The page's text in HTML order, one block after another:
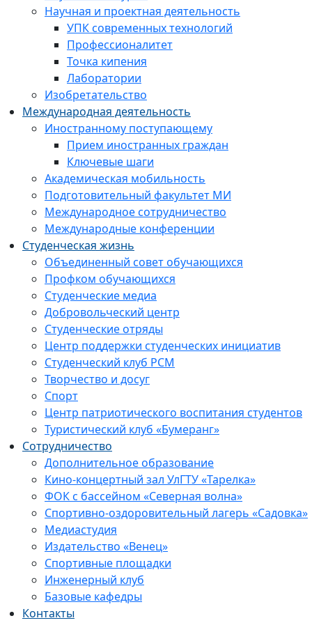
Научная и проектная деятельность
УПК современных технологий
Профессионалитет
Точка кипения
Лаборатории
Изобретательство
Международная деятельность
Иностранному поступающему
Прием иностранных граждан
Ключевые шаги
Академическая мобильность
Подготовительный факультет МИ
Международное сотрудничество
Международные конференции
Студенческая жизнь
Объединенный совет обучающихся
Профком обучающихся
Студенческие медиа
Добровольческий центр
Студенческие отряды
Центр поддержки студенческих инициатив
Студенческий клуб РСМ
Творчество и досуг
Спорт
Центр патриотического воспитания студентов
Туристический клуб «Бумеранг»
Сотрудничество
Дополнительное образование
Кино-концертный зал УлГТУ «Тарелка»
ФОК с бассейном «Северная волна»
Спортивно-оздоровительный лагерь «Садовка»
Медиастудия
Издательство «Венец»
Спортивные площадки
Инженерный клуб
Базовые кафедры
Контакты